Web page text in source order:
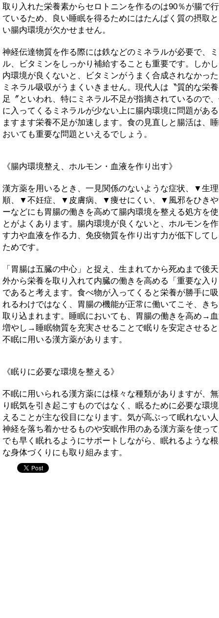
取り入れた栄養素からセロトニンを作るのは90％が腸で
ているため、良い睡眠を得るためにはたんぱく質の摂取
い腸内環境が欠かせません。
神経伝達物質を作る際には鉄などのミネラルが必要で、
ル、ビタミンをしっかり補給することも重要です。しか
内環境が良くないと、ビタミンがうまく合成されなかっ
ミネラル吸収がうまくいきません。現代人は〝質的な栄
足〞といわれ、特にミネラル不足が指摘されているので
に入ってくるミネラルが少ない上に腸内環境に問題があ
ますます栄養不足が加速します。食の見直しと腸活は、
おいても重要な問題といえるでしょう。
《腸内環境整え、ホルモン・血液を作り出す》
漢方薬を用いるとき、一見関係のないような症状、▼生
順、▼不妊症、▼皮膚病、▼痩せにくい、▼風邪をひき
ーなどにも胃腸の働きを高めて腸内環境を整える処方を
とがよくあります。腸内環境が良くないと、ホルモンを
す力や血液を作る力、免疫物質を作り出す力が低下して
ためです。
「胃腸は五臓の中心」と捉え、生まれてから死ぬまで後
外から栄養を取り入れて内臓の働きを高める「重要な入
であると考えます。食べ物が入ってくると栄養が勝手に
れるわけではなく、胃腸の機能が正常に働いてこそ、き
取り込まれます。睡眠においても、胃腸の働きを高め→
増やし→睡眠物質を充実させることで眠りを安定させる
不眠に用いる漢方薬があります。
《眠りに必要な環境を整える》
不眠に用いられる漢方薬には様々な種類がありますが、
り眠気を引き起こすものではなく、眠るために必要な環
えることが主な役目になります。気が高ぶって眠れない
神経を落ち着かせるものや安眠作用のある漢方薬を使っ
でも早く眠れるようにサポートしながら、眠れるような
な身体づくりにも取り組みます。